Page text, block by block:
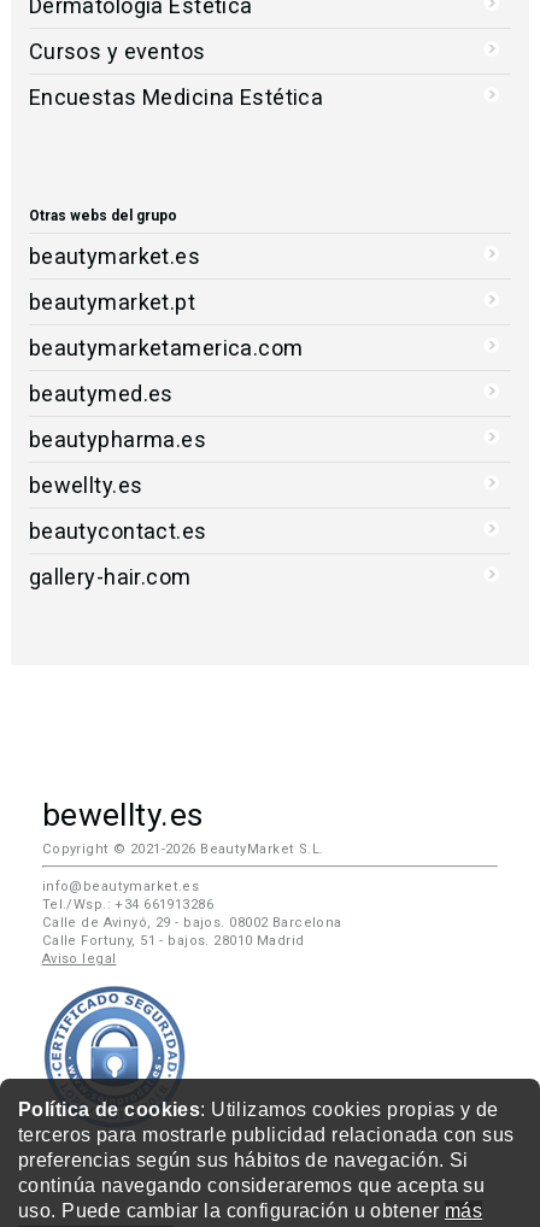
Política de cookies: Utilizamos cookies propias y de
terceros para mostrarle publicidad relacionada con sus
preferencias según sus hábitos de navegación. Si
continúa navegando consideraremos que acepta su
uso. Puede cambiar la configuración u obtener más
Dermatología Estética
Cursos y eventos
Encuestas Medicina Estética
Otras webs del grupo
beautymarket.es
beautymarket.pt
beautymarketamerica.com
beautymed.es
beautypharma.es
bewellty.es
beautycontact.es
gallery-hair.com
bewellty.es
Copyright © 2021-2026 BeautyMarket S.L.
info@beautymarket.es
Tel./Wsp.: +34 661913286
Calle de Avinyó, 29 - bajos. 08002 Barcelona
Calle Fortuny, 51 - bajos. 28010 Madrid
Aviso legal